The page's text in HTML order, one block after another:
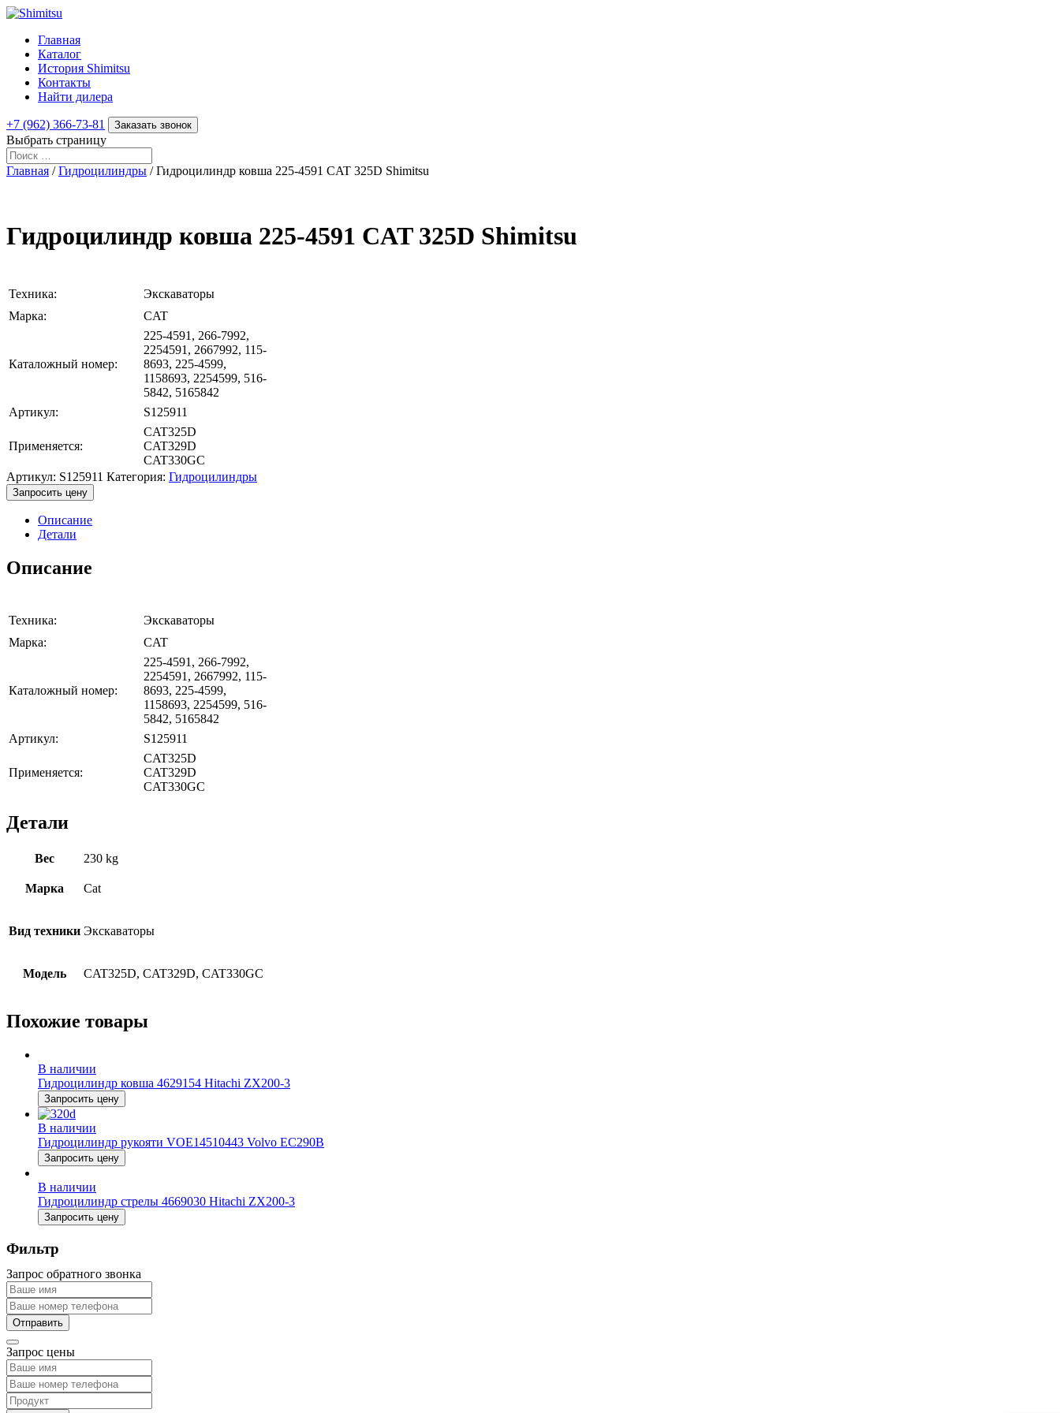
Главная
Каталог
История Shimitsu
Контакты
Найти дилера
+7 (962) 366-73-81 Заказать звонок
Выбрать страницу
Главная /Гидроцилиндры / Гидроцилиндр ковша 225-4591 CAT 325D Shimitsu
Гидроцилиндр ковша 225-4591 CAT 325D Shimitsu
Техника:
Экскаваторы
Марка:
CAT
Каталожный номер:
225-4591, 266-7992,
2254591, 2667992, 115-
8693, 225-4599,
1158693, 2254599, 516-
5842, 5165842
Артикул:
S125911
Применяется:
CAT325D
CAT329D
CAT330GC
Артикул: S125911 Категория: Гидроцилиндры
Запросить цену
Описание
Детали
Описание
Техника:
Экскаваторы
Марка:
CAT
Каталожный номер:
225-4591, 266-7992,
2254591, 2667992, 115-
8693, 225-4599,
1158693, 2254599, 516-
5842, 5165842
Артикул:
S125911
Применяется:
CAT325D
CAT329D
CAT330GC
Детали
Вес 230 kg
Марка Cat
Вид техники Экскаваторы
Модель CAT325D, CAT329D, CAT330GC
Похожие товары
В наличии
Гидроцилиндр ковша 4629154 Hitachi ZX200-3
Запросить цену
В наличии
Гидроцилиндр рукояти VOE14510443 Volvo EC290B
Запросить цену
В наличии
Гидроцилиндр стрелы 4669030 Hitachi ZX200-3
Запросить цену
Фильтр
Запрос обратного звонка
Запрос цены